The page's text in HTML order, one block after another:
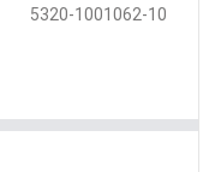
5320-1001062-10